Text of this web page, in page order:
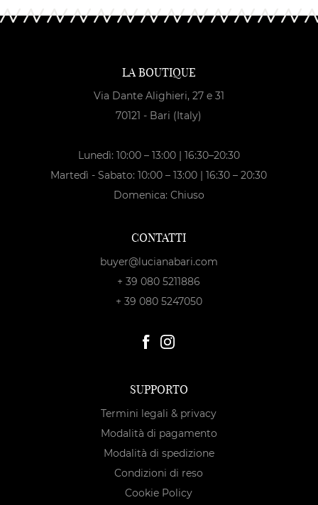
LA BOUTIQUE
Via Dante Alighieri, 27 e 31
70121 - Bari (Italy)
Lunedì: 10:00 – 13:00 | 16:30–20:30
Martedì - Sabato: 10:00 – 13:00 | 16:30 – 20:30
Domenica: Chiuso
CONTATTI
buyer@lucianabari.com
+ 39 080 5211886
+ 39 080 5247050
SUPPORTO
Termini legali & privacy
Modalità di pagamento
Modalità di spedizione
Condizioni di reso
Cookie Policy